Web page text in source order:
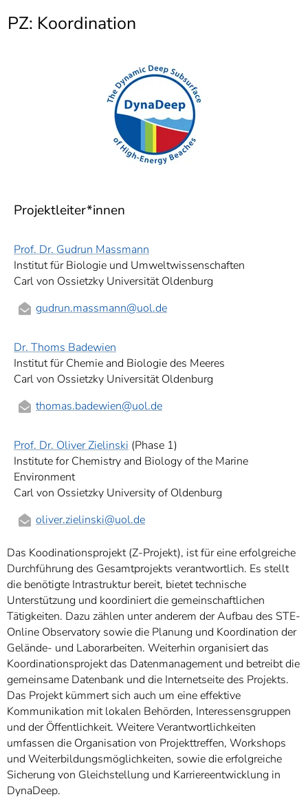
Informationen zur
PZ: Koordination
Projektleiter*innen
Prof. Dr. Gudrun Massmann
Institut für Biologie und Umweltwissenschaften
Carl von Ossietzky Universität Oldenburg
gudrun.massmann@uol.de
Dr. Thoms Badewien
Institut für Chemie and Biologie des Meeres
Carl von Ossietzky Universität Oldenburg
thomas.badewien@uol.de
Prof. Dr. Oliver Zielinski (Phase 1)
Institute for Chemistry and Biology of the Marine
Environment
Carl von Ossietzky University of Oldenburg
oliver.zielinski@uol.de
Das Koodinationsprojekt (Z-Projekt), ist für eine erfolgreiche
Durchführung des Gesamtprojekts verantwortlich. Es stellt
die benötigte Intrastruktur bereit, bietet technische
Unterstützung und koordiniert die gemeinschaftlichen
Tätigkeiten. Dazu zählen unter anderem der Aufbau des STE-
Online Observatory sowie die Planung und Koordination der
Gelände- und Laborarbeiten. Weiterhin organisiert das
Koordinationsprojekt das Datenmanagement und betreibt die
gemeinsame Datenbank und die Internetseite des Projekts.
Das Projekt kümmert sich auch um eine effektive
Kommunikation mit lokalen Behörden, Interessensgruppen
und der Öffentlichkeit. Weitere Verantwortlichkeiten
umfassen die Organisation von Projekttreffen, Workshops
und Weiterbildungsmöglichkeiten, sowie die erfolgreiche
Sicherung von Gleichstellung und Karriereentwicklung in
DynaDeep.